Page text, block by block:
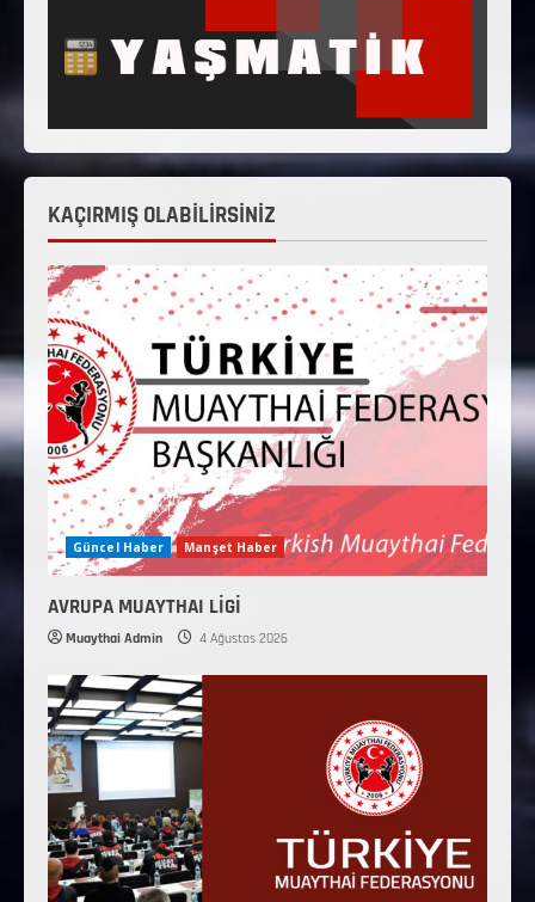
KAÇIRMIŞ OLABİLİRSİNİZ
Güncel Haber Manşet Haber
AVRUPA MUAYTHAI LİGİ
Muaythai Admin 4 Ağustos 2026